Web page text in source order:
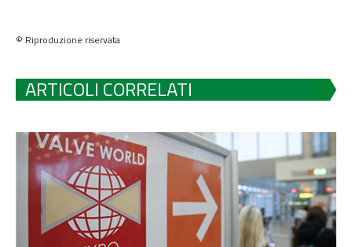
© Riproduzione riservata
ARTICOLI CORRELATI